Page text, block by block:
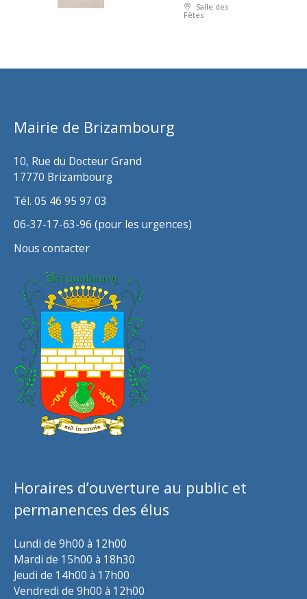
Salle des
Fêtes
Mairie de Brizambourg
10, Rue du Docteur Grand
17770 Brizambourg
Tél. 05 46 95 97 03
06-37-17-63-96 (pour les urgences)
Nous contacter
Horaires d’ouverture au public et
permanences des élus
Lundi de 9h00 à 12h00
Mardi de 15h00 à 18h30
Jeudi de 14h00 à 17h00
Vendredi de 9h00 à 12h00